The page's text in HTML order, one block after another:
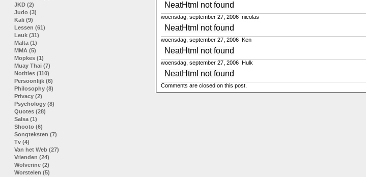
NeatHtml not found
woensdag, september 27, 2006 nicolas
NeatHtml not found
woensdag, september 27, 2006 Ken
NeatHtml not found
woensdag, september 27, 2006 Hulk
NeatHtml not found
Comments are closed on this post.
JKD (2)
Judo (3)
Kali (9)
Lessen (61)
Leuk (31)
Malta (1)
MMA (5)
Mopkes (1)
Muay Thai (7)
Notities (110)
Persoonlijk (6)
Philosophy (8)
Privacy (2)
Psychology (8)
Quotes (28)
Salsa (1)
Shooto (6)
Songteksten (7)
Tv (4)
Van het Web (27)
Vrienden (24)
Wolverine (2)
Worstelen (5)